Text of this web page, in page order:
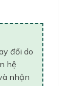
đổi do
hệ
nhận